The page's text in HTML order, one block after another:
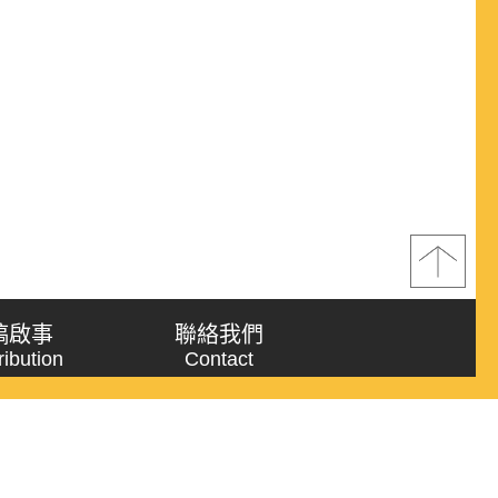
啟事 聯絡我們
Contact